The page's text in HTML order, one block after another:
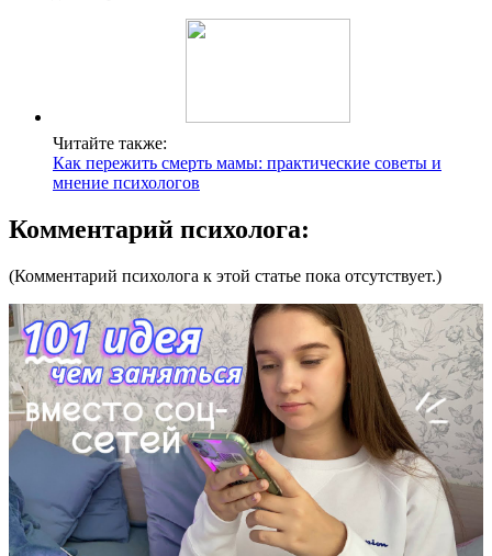
Читайте также:
Как пережить смерть мамы: практические советы и
мнение психологов
Комментарий психолога:
(Комментарий психолога к этой статье пока отсутствует.)